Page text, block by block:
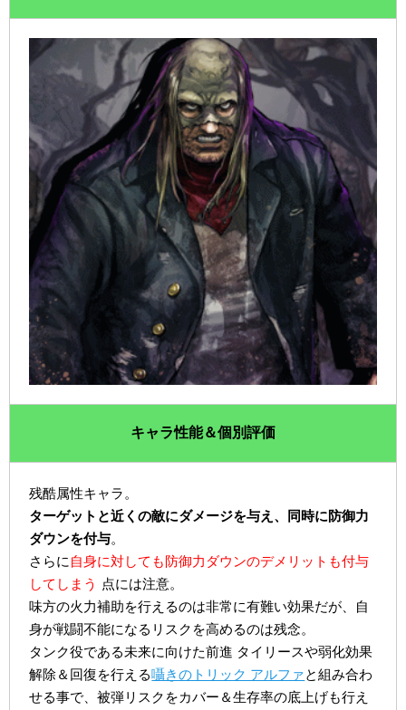
キャラ性能＆個別評価
残酷属性キャラ。
ターゲットと近くの敵にダメージを与え、同時に防御力
ダウンを付与。
さらに 自身に対しても防御力ダウンのデメリットも付与
してしまう
点には注意。
味方の火力補助を行えるのは非常に有難い効果だが、自
身が戦闘不能になるリスクを高めるのは残念。
タンク役である未来に向けた前進 タイリースや弱化効果
解除＆回復を行える囁きのトリック アルファと組み合わ
せる事で、被弾リスクをカバー＆生存率の底上げも行え